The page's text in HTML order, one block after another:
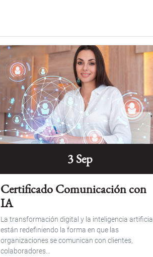
3 Sep
Certificado Comunicación con
IA
La transformación digital y la inteligencia artificial
están redefiniendo la forma en que las
organizaciones se comunican con clientes,
colaboradores...